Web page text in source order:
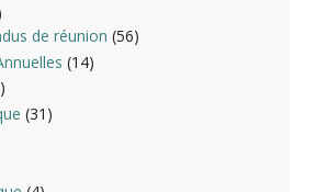
de réunion (56)
(14)
(31)